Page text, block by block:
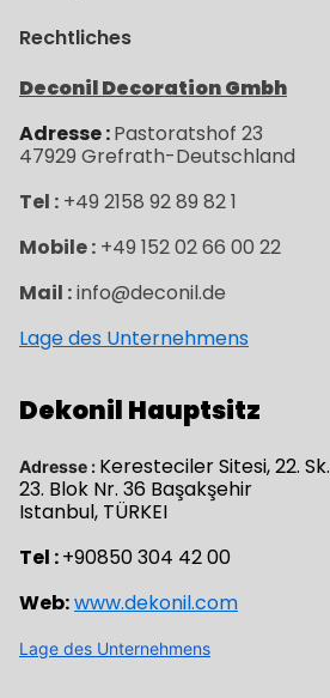
Rechtliches
Deconil Decoration Gmbh
Adresse :Pastoratshof 23
47929 Grefrath-Deutschland
Tel : +49 2158 92 89 82 1
Mobile : +49 152 02 66 00 22
Mail :info@deconil.de
Lage des Unternehmens
Dekonil Hauptsitz
Adresse : Keresteciler Sitesi, 22. Sk.
23. Blok Nr. 36 Başakşehir
Istanbul, TÜRKEI
Tel :+90850 304 42 00
Web:www.dekonil.com
Lage des Unternehmens